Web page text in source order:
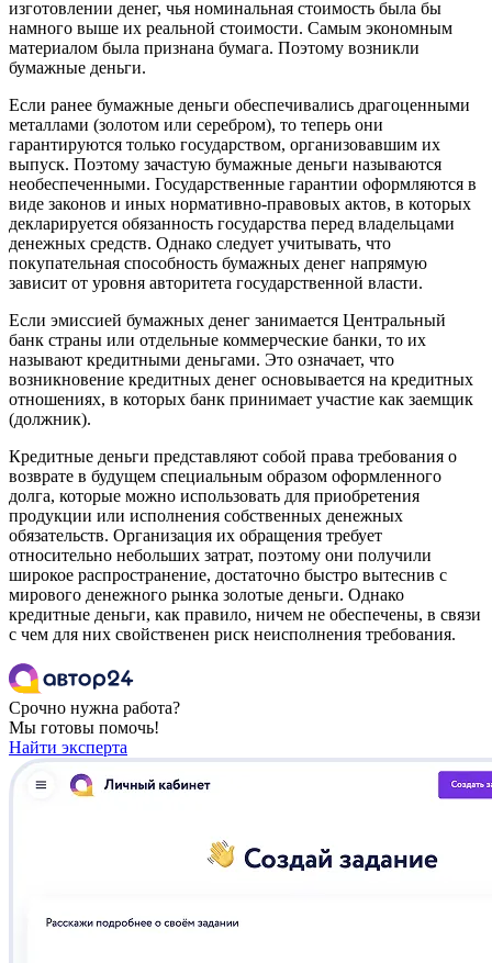
изготовлении денег, чья номинальная стоимость была бы
намного выше их реальной стоимости. Самым экономным
материалом была признана бумага. Поэтому возникли
бумажные деньги.
Если ранее бумажные деньги обеспечивались драгоценными
металлами (золотом или серебром), то теперь они
гарантируются только государством, организовавшим их
выпуск. Поэтому зачастую бумажные деньги называются
необеспеченными. Государственные гарантии оформляются в
виде законов и иных нормативно-правовых актов, в которых
декларируется обязанность государства перед владельцами
денежных средств. Однако следует учитывать, что
покупательная способность бумажных денег напрямую
зависит от уровня авторитета государственной власти.
Если эмиссией бумажных денег занимается Центральный
банк страны или отдельные коммерческие банки, то их
называют кредитными деньгами. Это означает, что
возникновение кредитных денег основывается на кредитных
отношениях, в которых банк принимает участие как заемщик
(должник).
Кредитные деньги представляют собой права требования о
возврате в будущем специальным образом оформленного
долга, которые можно использовать для приобретения
продукции или исполнения собственных денежных
обязательств. Организация их обращения требует
относительно небольших затрат, поэтому они получили
широкое распространение, достаточно быстро вытеснив с
мирового денежного рынка золотые деньги. Однако
кредитные деньги, как правило, ничем не обеспечены, в связи
с чем для них свойственен риск неисполнения требования.
Срочно нужна работа?
Мы готовы помочь!
Найти эксперта